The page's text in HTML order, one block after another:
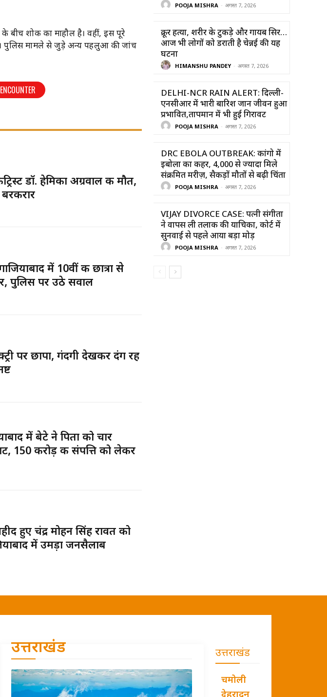
बीच शोक का माहौल है। वहीं, इस पूरे
पुलिस मामले से जुड़े अन्य पहलुओं की जांच
डॉ. हेमिका अग्रवाल की मौत,
में 10वीं की छात्रा से
पुलिस पर उठे सवाल
पर छापा, गंदगी देखकर दंग रह
में बेटे ने पिता को चार
150 करोड़ की संपत्ति को लेकर
हुए चंद्र मोहन सिंह रावत को
में उमड़ा जनसैलाब
POOJA MISHRA - अगस्त 7, 2026
क्रूर हत्या, शरीर के टुकड़े और गायब सिर…
आज भी लोगों को डराती है चेन्नई की यह
घटना
HIMANSHU PANDEY - अगस्त 7, 2026
DELHI-NCR RAIN ALERT: दिल्ली-
एनसीआर में भारी बारिश जान जीवन हुआ
प्रभावित,तापमान में भी हुई गिरावट
POOJA MISHRA - अगस्त 7, 2026
DRC EBOLA OUTBREAK: कांगो में
इबोला का कहर, 4,000 से ज्यादा मिले
संक्रमित मरीज़, सैकड़ों मौतों से बढ़ी चिंता
POOJA MISHRA - अगस्त 7, 2026
VIJAY DIVORCE CASE: पत्नी संगीता
ने वापस ली तलाक की याचिका, कोर्ट में
सुनवाई से पहले आया बड़ा मोड़
POOJA MISHRA - अगस्त 7, 2026
उत्तराखंड उत्तराखंड
चमोली